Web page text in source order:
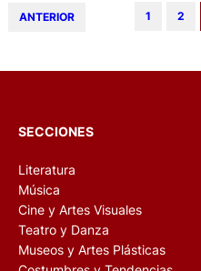
ANTERIOR 1 2
SECCIONES
Literatura
Música
Cine y Artes Visuales
Teatro y Danza
Museos y Artes Plásticas